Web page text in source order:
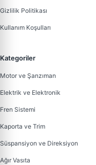
Gizlilik Politikası
Kullanım Koşulları
Kategoriler
Motor ve Şanzıman
Elektrik ve Elektronik
Fren Sistemi
Kaporta ve Trim
Süspansiyon ve Direksiyon
Ağır Vasıta